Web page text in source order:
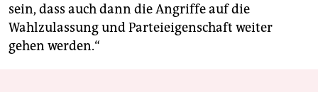
sein, dass auch dann die Angriffe auf die
Wahlzulassung und Parteieigenschaft weiter
gehen werden.“